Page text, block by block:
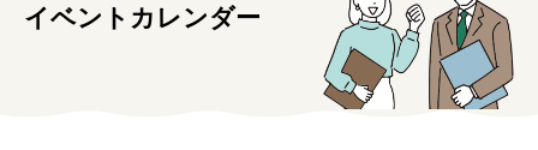
イベントカレンダー